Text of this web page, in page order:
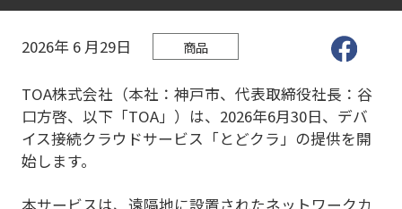
2026年 6 月29日 商品
TOA株式会社（本社：神戸市、代表取締役社長：谷
口方啓、以下「TOA」）は、2026年6月30日、デバ
イス接続クラウドサービス「とどクラ」の提供を開
始します。
本サービスは、遠隔地に設置されたネットワークカ